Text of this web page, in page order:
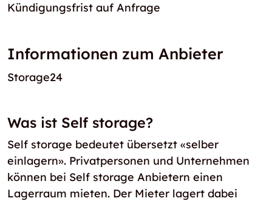
Kündigungsfrist auf Anfrage
Informationen zum Anbieter
Storage24
Was ist Self storage?
Self storage bedeutet übersetzt «selber
einlagern». Privatpersonen und Unternehmen
können bei Self storage Anbietern einen
Lagerraum mieten. Der Mieter lagert dabei